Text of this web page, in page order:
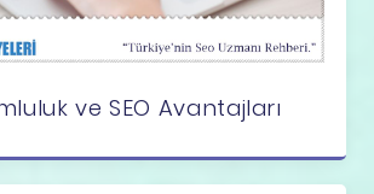
ve SEO Avantajları